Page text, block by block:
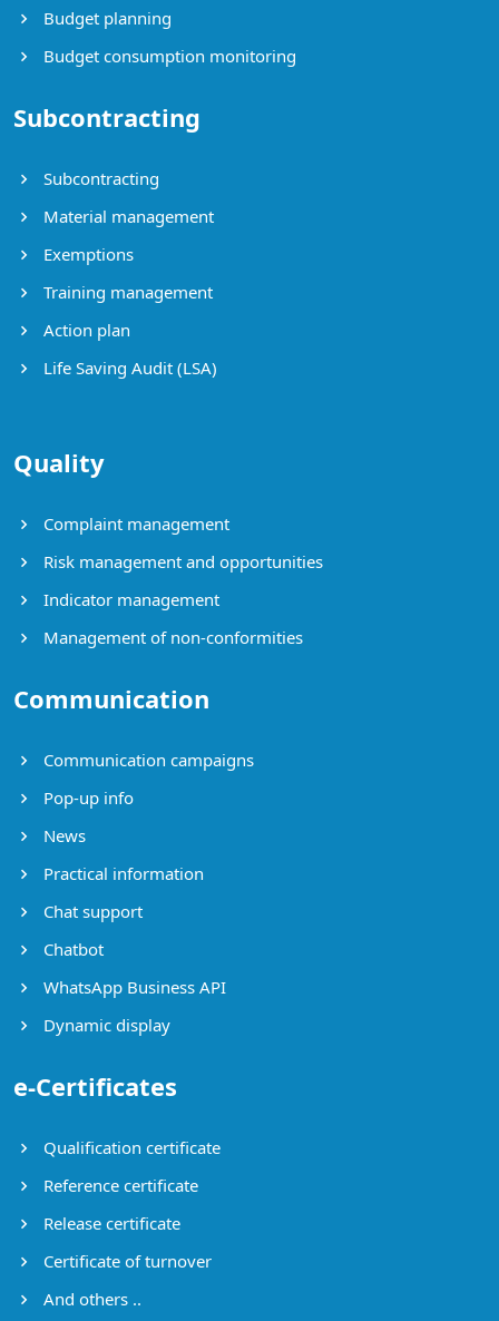
Budget planning
Budget consumption monitoring
Subcontracting
Subcontracting
Material management
Exemptions
Training management
Action plan
Life Saving Audit (LSA)
Quality
Complaint management
Risk management and opportunities
Indicator management
Management of non-conformities
Communication
Communication campaigns
Pop-up info
News
Practical information
Chat support
Chatbot
WhatsApp Business API
Dynamic display
e-Certificates
Qualification certificate
Reference certificate
Release certificate
Certificate of turnover
And others ..